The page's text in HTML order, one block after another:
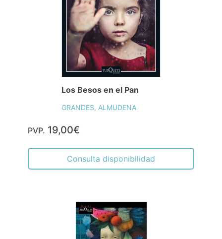
Los Besos en el Pan
GRANDES, ALMUDENA
PVP. 19,00€
Consulta disponibilidad